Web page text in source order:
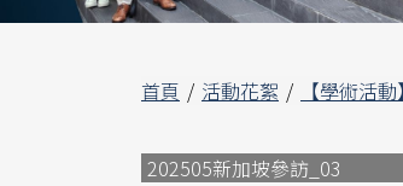
首頁 活動花絮 【學術活
202505新加坡參訪_03